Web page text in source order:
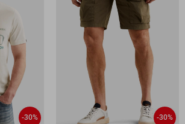
-30% -30%